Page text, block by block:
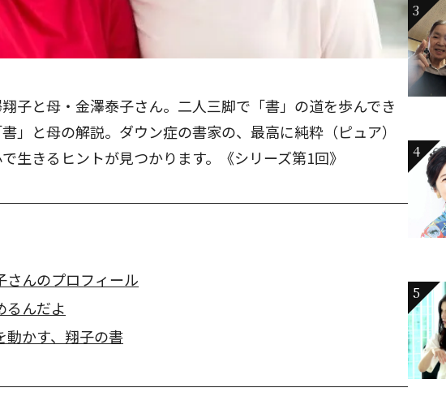
子と母・金澤泰子さん。二人三脚で「書」の道を歩んでき
」と母の解説。ダウン症の書家の、最高に純粋（ピュア）
生きるヒントが見つかります。《シリーズ第1回》
さんのプロフィール
るんだよ
動かす、翔子の書
3
4
5